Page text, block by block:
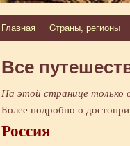
Перейти
Главная Cтраны, регионы
Все
На этой странице только
Более подробно о
Россия